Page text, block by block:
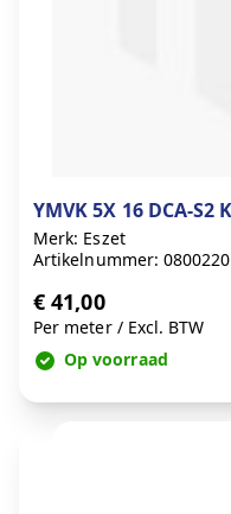
YMVK 5X 16 DCA-S2
Merk: Eszet
Artikelnummer:
€ 41,00
Per meter/ Excl. BTW
Op voorraad